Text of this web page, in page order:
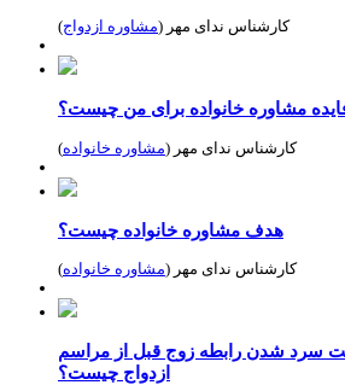
کارشناس ندای مهر (مشاوره ازدواج)
فایده مشاوره خانواده برای من چیست؟
کارشناس ندای مهر (مشاوره خانواده)
هدف مشاوره خانواده چیست؟
کارشناس ندای مهر (مشاوره خانواده)
سرد شدن رابطه زوج قبل از مراسم
ازدواج چیست؟